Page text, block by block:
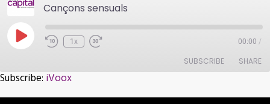
Cançons sensuals
Play
Episode
1x 00:00 /
SUBSCRIBE SHARE
iVoox
SHARE
Subscribe: iVoox